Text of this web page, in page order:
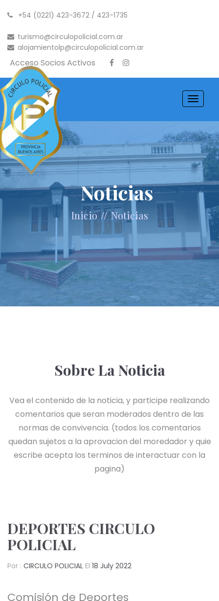
+54 (0221) 423-3672 / 423-1735
turismo@circulopolicial.com.ar
alojamientolp@circulopolicial.com.ar
Acceso Socios Activos
Toggle
Noticias
Inicio // Noticias
Sobre La Noticia
Vea el contenido de la noticia, y participe realizando
comentarios que seran moderados dentro de las
normas de convivencia. (todos los comentarios
quedan sujetos a la aprovacion del moredador y quie
escribe acepta los terminos de interactuar con la
pagina)
DEPORTES CIRCULO
POLICIAL
Por : CIRCULO POLICIAL El 18 July 2022
Comisión de Deportes